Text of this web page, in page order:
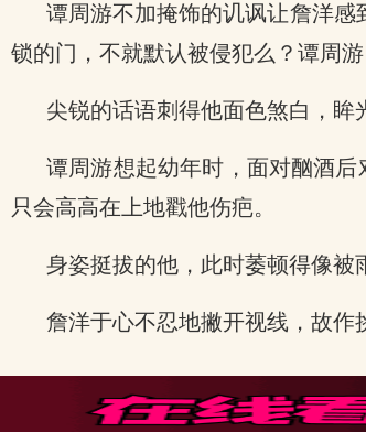
谭周游不加掩饰的讥讽让詹洋
锁的门，不就默认被侵犯么？谭周
尖锐的话语刺得他面色煞白，眸
谭周游想起幼年时，面对酗酒
只会高高在上地戳他伤疤。
身姿挺拔的他，此时萎顿得像被
詹洋于心不忍地撇开视线，故作